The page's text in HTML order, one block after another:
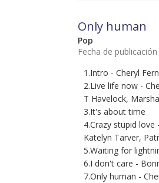
Only human
Pop
Fecha de
1.Intro - Cheryl
2.Live life now -
T Havelock,
3.It's about time
4.Crazy stupid
Katelyn Tarver,
5.Waiting for
6.I don't care -
7.Only human -